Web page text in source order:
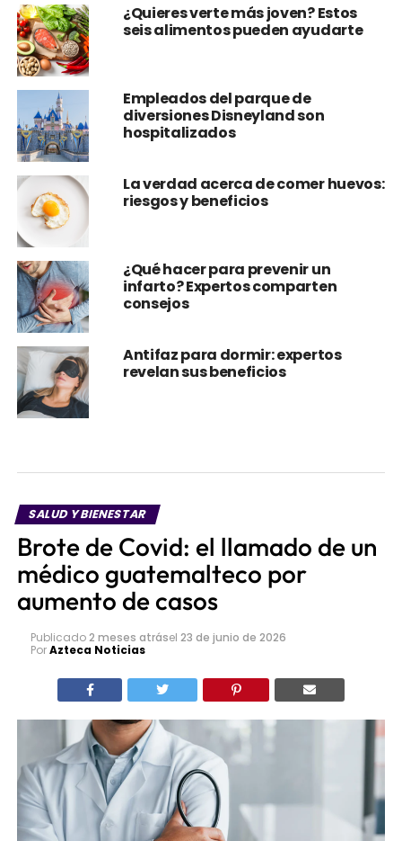
¿Quieres verte más joven? Estos
seis alimentos pueden ayudarte
Empleados del parque de
diversiones Disneyland son
hospitalizados
La verdad acerca de comer huevos:
riesgos y beneficios
¿Qué hacer para prevenir un
infarto? Expertos comparten
consejos
Antifaz para dormir: expertos
revelan sus beneficios
SALUD Y BIENESTAR
Brote de Covid: el llamado de un
médico guatemalteco por
aumento de casos
Publicado2 meses atrásel 23 de junio de 2026
PorAzteca Noticias